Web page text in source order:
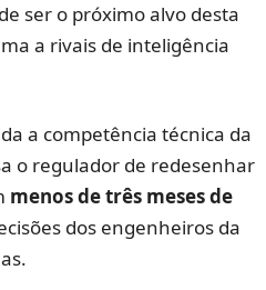
ser o próximo alvo desta
a rivais de inteligência
a competência técnica da
o regulador de redesenhar
menos de três meses de
dos engenheiros da